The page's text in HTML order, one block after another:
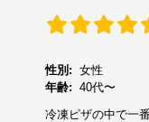
性別: 女性
年齢: 40代〜
冷凍ピザの中で一